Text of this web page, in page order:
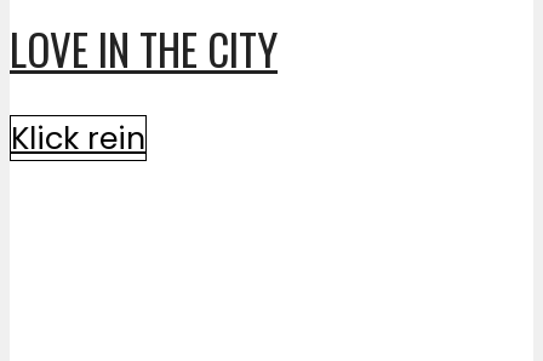
LOVE IN THE CITY
Klick rein